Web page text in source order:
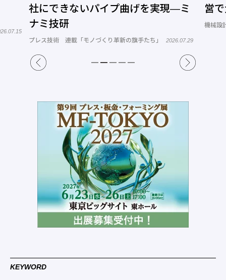
営で大切なこと
機械設計 連載「B to B向け機械設計のポイント」
大
機械設
KEYWORD